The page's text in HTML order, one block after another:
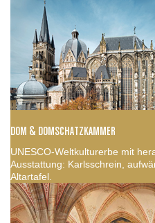
DOM & DOMSCHATZKAMMER
UNESCO-Weltkulturerbe mit
Ausstattung: Karlsschrein,
Altartafel.